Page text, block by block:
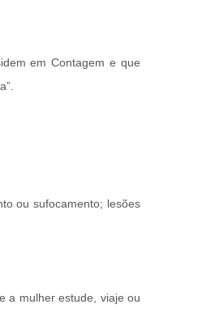
em Contagem e que
ou sufocamento; lesões
a mulher estude, viaje ou